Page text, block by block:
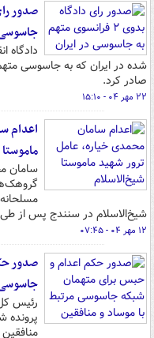
دادگاه
شده در ایران که به جاسوسی
صادر کرد.
۲۲ مهر ۰۴ - ۱۵:۱۰
اعدام
سامان
شیخ‌الاسلام در سنندج پس از طی
۱۲ مهر ۰۴ - ۰۷:۴۵
صدور
جاسوسی
رئیس
پرونده